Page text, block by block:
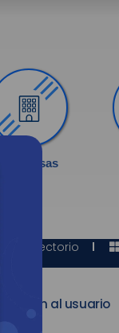
Empresas
Directorio
al usuario